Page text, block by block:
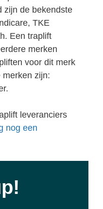
zijn de bekendste
TKE
Een traplift
merken
voor dit merk
merken zijn:
leveranciers
nog een